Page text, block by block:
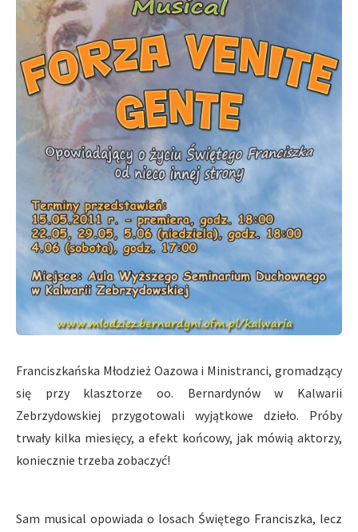
Franciszkańska Młodzież Oazowa i Ministranci, gromadzący
się przy klasztorze oo. Bernardynów w Kalwarii
Zebrzydowskiej przygotowali wyjątkowe dzieło. Próby
trwały kilka miesięcy, a efekt końcowy, jak mówią aktorzy,
koniecznie trzeba zobaczyć!
Sam musical opowiada o losach Świętego Franciszka, lecz